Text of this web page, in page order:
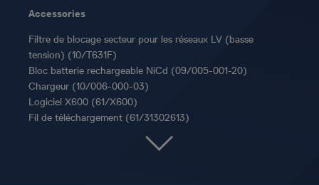
Accessories
Filtre de blocage secteur pour les réseaux LV (basse
tension) (10/T631F)
Bloc batterie rechargeable NiCd (09/005-001-20)
Chargeur (10/006-000-03)
Logiciel X600 (61/X600)
Fil de téléchargement (61/31302613)